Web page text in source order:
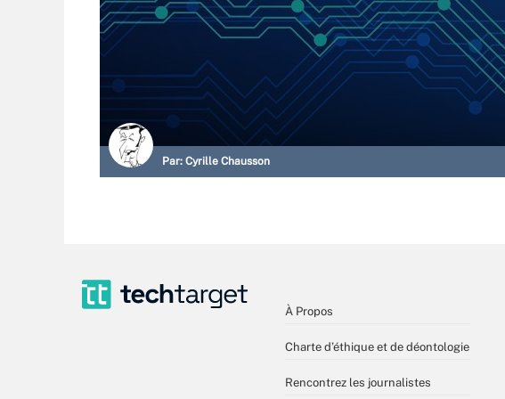
Par: Cyrille Chausson
À Propos
Charte d’éthique et de déontologie
Rencontrez les journalistes